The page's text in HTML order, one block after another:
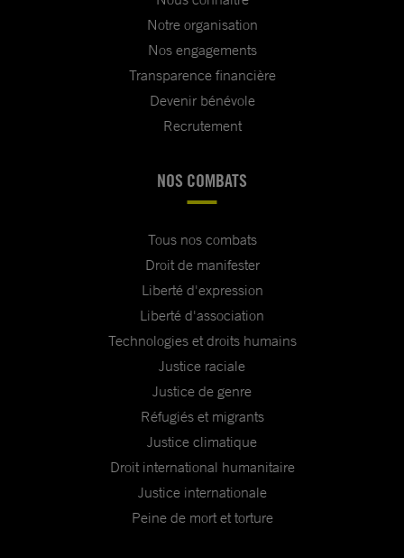
Notre organisation
Nos engagements
Transparence financière
Devenir bénévole
Recrutement
NOS COMBATS
Tous nos combats
Droit de manifester
Liberté d'expression
Liberté d'association
Technologies et droits humains
Justice raciale
Justice de genre
Réfugiés et migrants
Justice climatique
Droit international humanitaire
Justice internationale
Peine de mort et torture